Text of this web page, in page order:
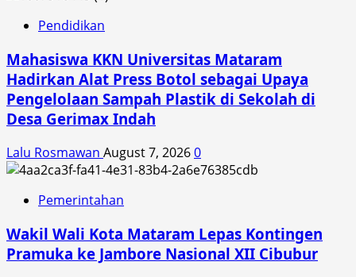
Pendidikan
Mahasiswa KKN Universitas Mataram
Hadirkan Alat Press Botol sebagai Upaya
Pengelolaan Sampah Plastik di Sekolah di
Desa Gerimax Indah
Lalu Rosmawan August 7, 20260
Pemerintahan
Wakil Wali Kota Mataram Lepas Kontingen
Pramuka ke Jambore Nasional XII Cibubur